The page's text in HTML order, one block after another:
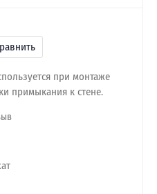
при монтаже
примыкания к стене.